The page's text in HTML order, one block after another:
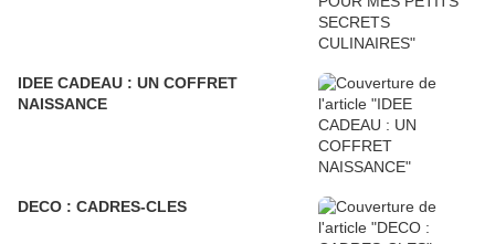
IDEE CADEAU : UN COFFRET
NAISSANCE
DECO : CADRES-CLES